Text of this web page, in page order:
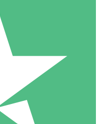
Individuais
de download. Sem